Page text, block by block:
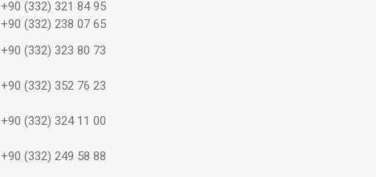
+90 (332) 321 84 95
+90 (332) 238 07 65
+90 (332) 323 80 73
+90 (332) 352 76 23
+90 (332) 324 11 00
+90 (332) 249 58 88